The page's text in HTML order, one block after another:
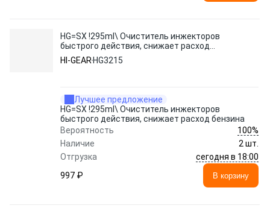
HG=SX !295ml\ Очиститель инжекторов
быстрого действия, снижает расход
бензина
HI-GEAR HG3215
Лучшее предложение
HG=SX !295ml\ Очиститель инжекторов
быстрого действия, снижает расход бензина
Вероятность
100%
Наличие
2 шт.
Отгрузка
сегодня в 18:00
997 ₽
В корзину